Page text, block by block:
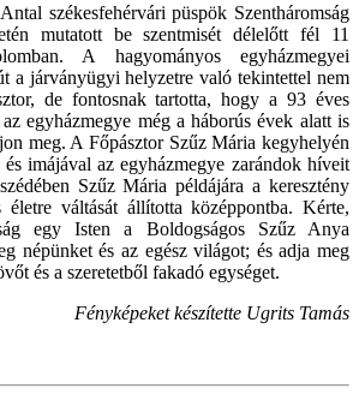
székesfehérvári püspök Szentháromság
mutatott be szentmisét délelőtt fél 11
A hagyományos egyházmegyei
a járványügyi helyzetre való tekintettel nem
de fontosnak tartotta, hogy a 93 éves
egyházmegye még a háborús évek alatt is
meg. A Főpásztor Szűz Mária kegyhelyén
és imájával az egyházmegye zarándok híveit
Szűz Mária példájára a keresztény
életre váltását állította középpontba. Kérte,
egy Isten a Boldogságos Szűz Anya
népünket és az egész világot; és adja meg
és a szeretetből fakadó egységet.
Fényképeket készítette Ugrits Tamás